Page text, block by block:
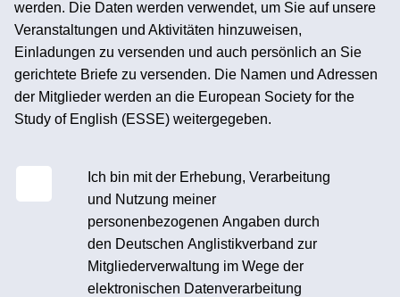
werden. Die Daten werden verwendet, um Sie auf unsere
Veranstaltungen und Aktivitäten hinzuweisen,
Einladungen zu versenden und auch persönlich an Sie
gerichtete Briefe zu versenden. Die Namen und Adressen
der Mitglieder werden an die European Society for the
Study of English (ESSE) weitergegeben.
Ich bin mit der Erhebung, Verarbeitung
und Nutzung meiner
personenbezogenen Angaben durch
den Deutschen Anglistikverband zur
Mitgliederverwaltung im Wege der
elektronischen Datenverarbeitung